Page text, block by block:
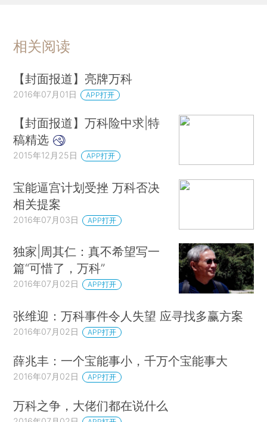
相关阅读
【封面报道】亮牌万科
2016年07月01日 APP打开
【封面报道】万科险中求|特
稿精选
2015年12月25日 APP打开
宝能逼宫计划受挫 万科否决
相关提案
2016年07月03日 APP打开
独家|周其仁：真不希望写一
篇“可惜了，万科”
2016年07月02日 APP打开
张维迎：万科事件令人失望 应寻找多赢方案
2016年07月02日 APP打开
薛兆丰：一个宝能事小，千万个宝能事大
2016年07月02日 APP打开
万科之争，大佬们都在说什么